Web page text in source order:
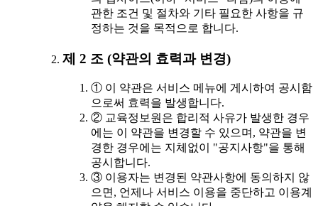
관한 조건 및 절차와 기타 필요한 사항을 규
정하는 것을 목적으로 합니다.
제 2 조 (약관의 효력과 변경)
① 이 약관은 서비스 메뉴에 게시하여 공시함
으로써 효력을 발생합니다.
② 교육정보원은 합리적 사유가 발생한 경우
에는 이 약관을 변경할 수 있으며, 약관을 변
경한 경우에는 지체없이 "공지사항"을 통해
공시합니다.
③ 이용자는 변경된 약관사항에 동의하지 않
으면, 언제나 서비스 이용을 중단하고 이용계